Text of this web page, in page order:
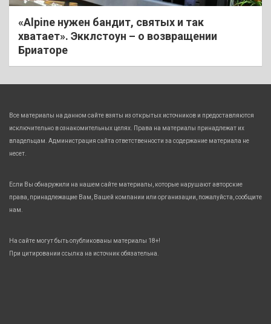
«Alpine нужен бандит, святых и так
хватает». Экклстоун – о возвращении
Бриаторе
Все материалы на данном сайте взяты из открытых источников и предоставляются
исключительно в ознакомительных целях. Права на материалы принадлежат их
владельцам. Администрация сайта ответственности за содержание материала не
несет.
Если Вы обнаружили на нашем сайте материалы, которые нарушают авторские
права, принадлежащие Вам, Вашей компании или организации, пожалуйста, сообщите
нам.
На сайте могут быть опубликованы материалы 18+!
При цитировании ссылка на источник обязательна.